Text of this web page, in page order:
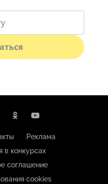
Реклама
в конкурсах
соглашение
cookies